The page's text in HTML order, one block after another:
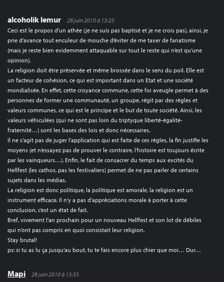
alcoholik lemur
28 juin 2010 à 13:25
Ceci est le propos d’un athée (je ne suis pas baptisé et je ne crois pas), ainsi, je
prie d’avance tout enculeur de mouche d’éviter de me taxer de fanatisme
(mais je reste bien evidemment attaquable sur tout le reste qui n’est qu’une
opinion).
La religion doit être préservée et même brossée dans le sens du poil. Elle est
un facteur de cohésion, ce qui est important dans un Etat et une société
mondialisée. En effet, cette croyance commune, cette foi aveugle permet à des
personnes de former une communauté, un groupe, régit par des règles et
valeurs communes, ce qui est le principe et le but de toute société. Ainsi, les
valeurs véhiculées (qui ne sont pas loin du triptyque liberté-égalité-
fraternité…) sont les bases des lois et donc nécessaires.
Il ne s’agit pas de juger l’application qui est faite de ces règles, la fin justifie les
moyens (et n’essayez pas de prouver le contraire, l’histoire est toujours écrite
par les vainqueurs…). Enfin, le fait de consacrer du temps aux excités du
Hellfest (les cathos, pas les festivaliers) permet de ne pas parler de certains
sujets dans les médias.
La religion est donc politique, la politique est amorale, la religion est un
instrument efficace. Il n’y a pas d’appréciations morale à porter à cette
conclusion, c’est un état de fait.
Bref, vivement l’an prochain pour un nouveau Hellfest et son lot de débiles
qui n’ont pas compris en quoi consistait leur religion.
Stay brutal!
ps: si tu as lu ça jusqu’au bout, tu te fais encore plus chier que moi… Dur…
Mapi
28 juin 2010 à 13:55